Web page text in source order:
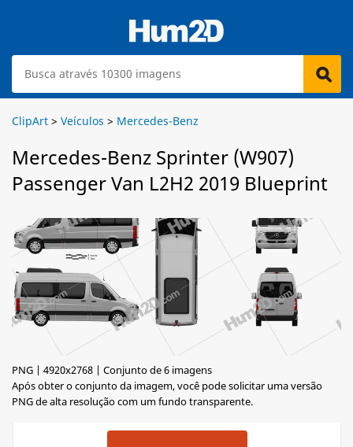
ClipArt > Veículos > Mercedes-Benz
Mercedes-Benz Sprinter (W907)
Passenger Van L2H2 2019 Blueprint
PNG | 4920x2768 | Conjunto de 6 imagens
Após obter o conjunto da imagem, você pode solicitar uma versão
PNG de alta resolução com um fundo transparente.